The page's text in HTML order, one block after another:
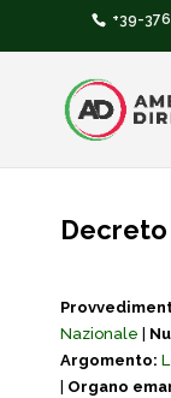
+39-
Decreto
Nazionale
Argomento:
Organo